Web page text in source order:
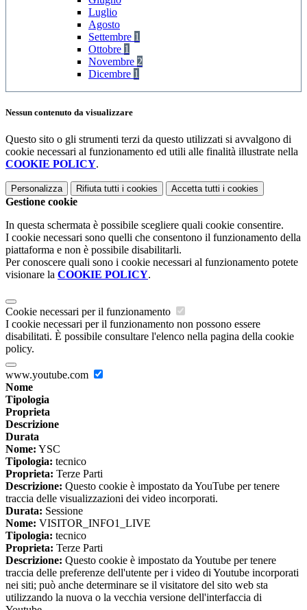
Luglio
Agosto
Settembre 1
Ottobre 1
Novembre 2
Dicembre 1
Nessun contenuto da visualizzare
Questo sito o gli strumenti terzi da questo utilizzati si avvalgono di
cookie necessari al funzionamento ed utili alle finalità illustrate nella
COOKIE POLICY.
Personalizza Rifiuta tutti i cookies Accetta tutti i cookies
Gestione cookie
In questa schermata è possibile scegliere quali cookie consentire.
I cookie necessari sono quelli che consentono il funzionamento della
piattaforma e non è possibile disabilitarli.
Per conoscere quali sono i cookie necessari al funzionamento potete
visionare la COOKIE POLICY.
Cookie necessari per il funzionamento
I cookie necessari per il funzionamento non possono essere
disabilitati. È possibile consultare l'elenco nella pagina della cookie
policy.
www.youtube.com
Nome
Tipologia
Proprieta
Descrizione
Durata
Nome: YSC
Tipologia: tecnico
Proprieta: Terze Parti
Descrizione: Questo cookie è impostato da YouTube per tenere
traccia delle visualizzazioni dei video incorporati.
Durata: Sessione
Nome: VISITOR_INFO1_LIVE
Tipologia: tecnico
Proprieta: Terze Parti
Descrizione: Questo cookie è impostato da Youtube per tenere
traccia delle preferenze dell'utente per i video di Youtube incorporati
nei siti; può anche determinare se il visitatore del sito web sta
utilizzando la nuova o la vecchia versione dell'interfaccia di